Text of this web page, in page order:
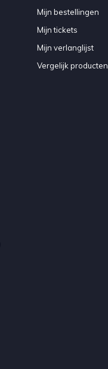
Mijn bestellingen
Mijn tickets
Mijn verlanglijst
Vergelijk producten